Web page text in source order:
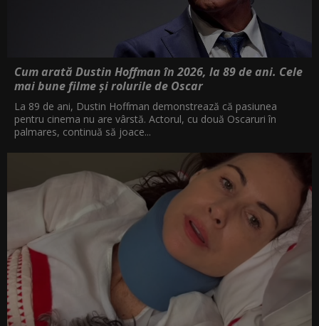
Cum arată Dustin Hoffman în 2026, la 89 de ani. Cele
mai bune filme și rolurile de Oscar
La 89 de ani, Dustin Hoffman demonstrează că pasiunea
pentru cinema nu are vârstă. Actorul, cu două Oscaruri în
palmares, continuă să joace...